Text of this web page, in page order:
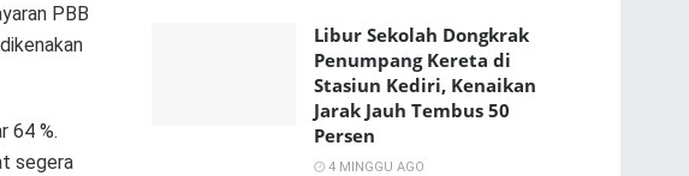
PBB
64 %.
segera
Libur Sekolah Dongkrak
Penumpang Kereta di
Stasiun Kediri, Kenaikan
Jarak Jauh Tembus 50
Persen
4 MINGGU AGO